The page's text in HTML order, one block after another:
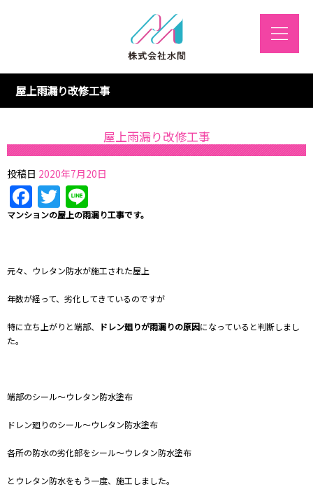
屋上雨漏り改修工事
屋上雨漏り改修工事
投稿日 2020年7月20日
Facebook
Twitter
マンションの屋上の雨漏り工事です。
元々、ウレタン防水が施工された屋上
年数が経って、劣化してきているのですが
特に立ち上がりと端部、 ドレン廻りが雨漏りの原因になっていると判断しまし
た。
端部のシール～ウレタン防水塗布
ドレン廻りのシール～ウレタン防水塗布
各所の防水の劣化部をシール～ウレタン防水塗布
とウレタン防水をもう一度、施工しました。